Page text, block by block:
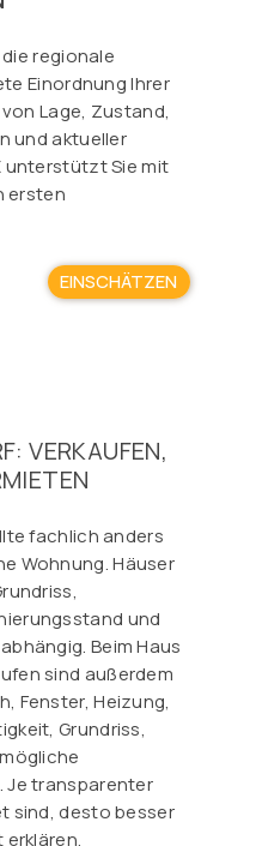
regionale
Einordnung Ihrer
Lage, Zustand,
und aktueller
unterstützt Sie mit
ersten
EINSCHÄTZEN
VERKAUFEN,
fachlich anders
Wohnung. Häuser
und
Beim Haus
sind außerdem
Fenster, Heizung,
Grundriss,
Je transparenter
sind, desto besser